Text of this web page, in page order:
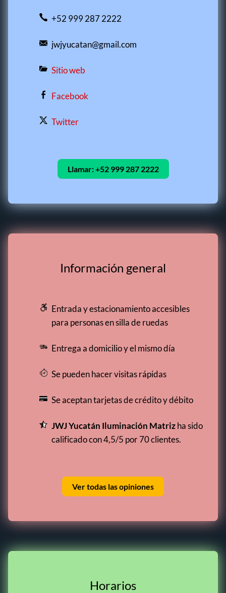
+52 999 287 2222
jwjyucatan@gmail.com
Sitio web
Facebook
Twitter
Llamar:+52 999 287 2222
Información general
Entrada y estacionamiento accesibles
para personas en silla de ruedas
Entrega a domicilio y el mismo día
Se pueden hacer visitas rápidas
Se aceptan tarjetas de crédito y débito
JWJ Yucatán Iluminación Matrizha sido
calificado con 4,5/5 por 70 clientes.
Ver todas las opiniones
Horarios